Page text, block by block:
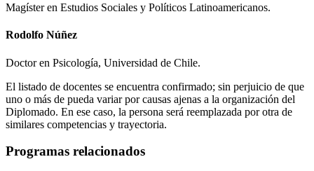
Magíster en Estudios Sociales y Políticos Latinoamericanos.
Rodolfo Núñez
Doctor en Psicología, Universidad de Chile.
El listado de docentes se encuentra confirmado; sin perjuicio de que
uno o más de pueda variar por causas ajenas a la organización del
Diplomado. En ese caso, la persona será reemplazada por otra de
similares competencias y trayectoria.
Programas relacionados